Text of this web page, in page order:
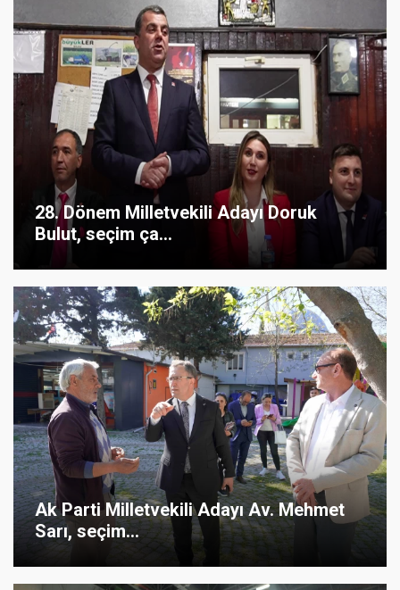
28. Dönem Milletvekili Adayı Doruk
Bulut, seçim ça...
Ak Parti Milletvekili Adayı Av. Mehmet
Sarı, seçim...